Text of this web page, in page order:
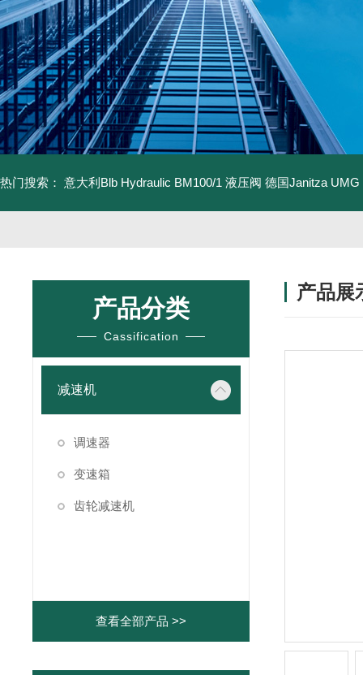
热门搜索： 意大利Blb Hydraulic BM100/1 液压阀 德国Janitza UMG
产品分类
Cassification
减速机
调速器
变速箱
齿轮减速机
查看全部产品 >>
产品展